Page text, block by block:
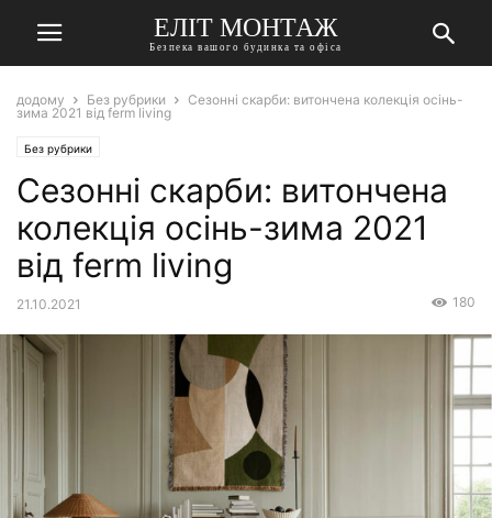
ЕЛІТ МОНТАЖ
Безпека вашого будинка та офіса
додому Без рубрики
Сезонні скарби: витончена колекція осінь-
зима 2021 від ferm living
Без рубрики
Сезонні скарби: витончена
колекція осінь-зима 2021
від ferm living
21.10.2021 180